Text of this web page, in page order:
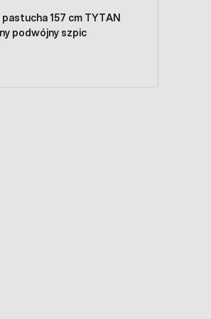
pastucha 157 cm TYTAN
podwójny szpic